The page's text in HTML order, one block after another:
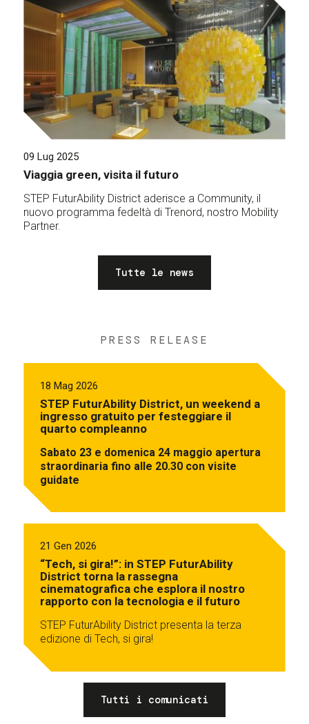
09 Lug 2025
Viaggia green, visita il futuro
STEP FuturAbility District aderisce a Community, il
nuovo programma fedeltà di Trenord, nostro Mobility
Partner.
Tutte le news
PRESS RELEASE
18 Mag 2026
STEP FuturAbility District, un weekend a
ingresso gratuito per festeggiare il
quarto compleanno
Sabato 23 e domenica 24 maggio apertura
straordinaria fino alle 20.30 con visite
guidate
21 Gen 2026
“Tech, si gira!”: in STEP FuturAbility
District torna la rassegna
cinematografica che esplora il nostro
rapporto con la tecnologia e il futuro
STEP FuturAbility District presenta la terza
edizione di Tech, si gira!
Tutti i comunicati